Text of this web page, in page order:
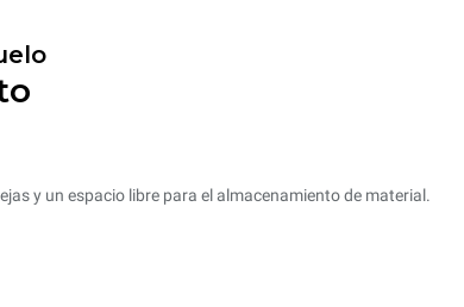
y un espacio libre para el almacenamiento de material.